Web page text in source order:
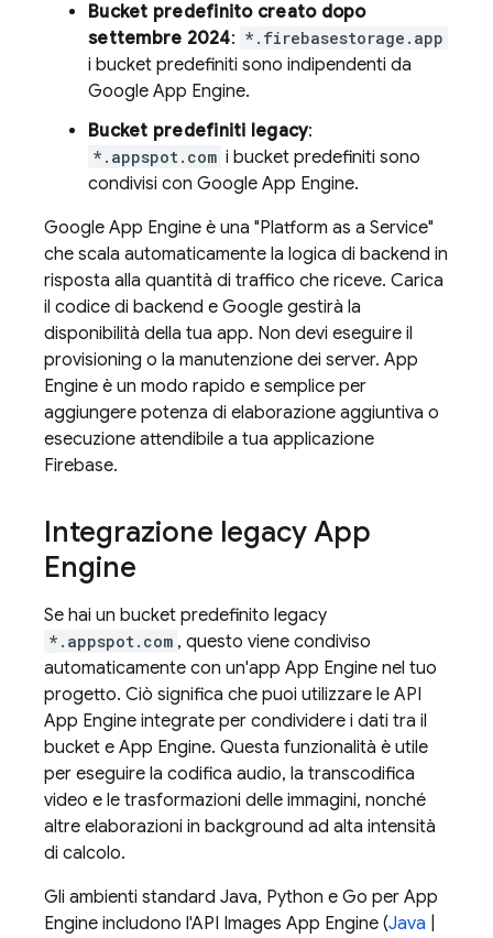
Bucket predefinito creato dopo
settembre 2024: *.firebasestorage.app
i bucket predefiniti sono indipendenti da
Google App Engine.
Bucket predefiniti legacy:
*.appspot.com i bucket predefiniti sono
condivisi con Google App Engine.
Google App Engine è una "Platform as a Service"
che scala automaticamente la logica di backend in
risposta alla quantità di traffico che riceve. Carica
il codice di backend e Google gestirà la
disponibilità della tua app. Non devi eseguire il
provisioning o la manutenzione dei server. App
Engine è un modo rapido e semplice per
aggiungere potenza di elaborazione aggiuntiva o
esecuzione attendibile a tua applicazione
Firebase.
Integrazione legacyApp
Engine
Se hai un bucket predefinito legacy
*.appspot.com , questo viene condiviso
automaticamente con un'app App Engine nel tuo
progetto. Ciò significa che puoi utilizzare le API
App Engine integrate per condividere i dati tra il
bucket e App Engine. Questa funzionalità è utile
per eseguire la codifica audio, la transcodifica
video e le trasformazioni delle immagini, nonché
altre elaborazioni in background ad alta intensità
di calcolo.
Gli ambienti standard Java, Python e Go per App
Engine includono l'API Images App Engine (Java